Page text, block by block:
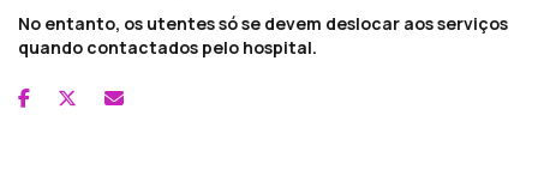
No entanto, os utentes só se devem deslocar aos serviços
quando contactados pelo hospital.